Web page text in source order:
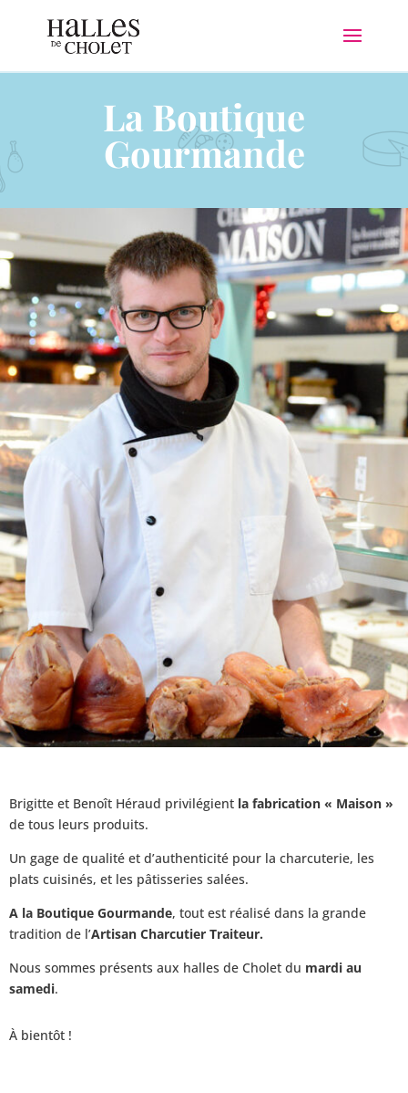
La Boutique
Gourmande
Brigitte et Benoît Héraud privilégient la fabrication « Maison »
de tous leurs produits.
Un gage de qualité et d’authenticité pour la charcuterie, les
plats cuisinés, et les pâtisseries salées.
A la Boutique Gourmande, tout est réalisé dans la grande
tradition de l’Artisan Charcutier Traiteur.
Nous sommes présents aux halles de Cholet du mardi au
samedi.
À bientôt !